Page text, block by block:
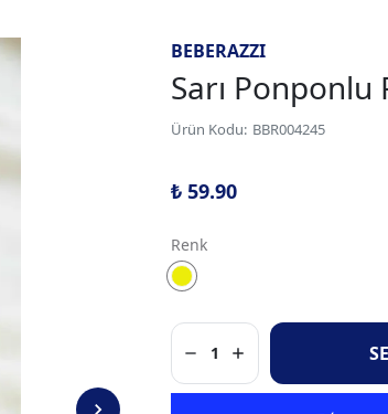
BEBERAZZI
Sarı Ponponlu
Ürün Kodu: BBR004245
₺ 59.90
Renk
1